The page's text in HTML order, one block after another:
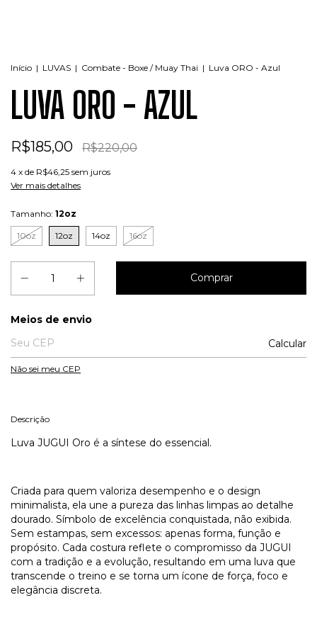
Início | LUVAS | Combate - Boxe / Muay Thai | Luva ORO - Azul
LUVA ORO - AZUL
R$185,00 R$220,00
4 x de R$46,25 sem juros
Ver mais detalhes
Tamanho: 12oz
10oz 12oz 14oz 16oz
Entregas para o CEP:
Meios de envio
Calcular
Não sei meu CEP
Descrição
Luva JUGUI Oro é a síntese do essencial.
Criada para quem valoriza desempenho e o design
minimalista, ela une a pureza das linhas limpas ao detalhe
dourado. Símbolo de excelência conquistada, não exibida.
Sem estampas, sem excessos: apenas forma, função e
propósito. Cada costura reflete o compromisso da JUGUI
com a tradição e a evolução, resultando em uma luva que
transcende o treino e se torna um ícone de força, foco e
elegância discreta.